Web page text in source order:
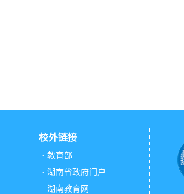
校外链接
· 教育部
· 湖南省政府门户
· 湖南教育网